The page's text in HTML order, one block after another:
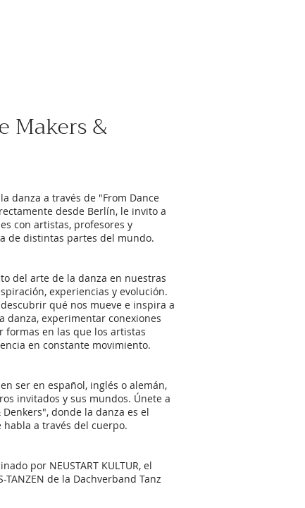
Makers &
danza a través de "From Dance
desde Berlín, le invito a
con artistas, profesores y
de distintas partes del mundo.
del arte de la danza en nuestras
experiencias y evolución.
qué nos mueve e inspira a
danza, experimentar conexiones
formas en las que los artistas
en constante movimiento.
ser en español, inglés o alemán,
invitados y sus mundos. Únete a
donde la danza es el
a través del cuerpo.
por NEUSTART KULTUR, el
TANZEN de la Dachverband Tanz